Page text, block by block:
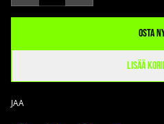
Osta
Lisää
JAA